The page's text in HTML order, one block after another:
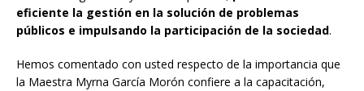
eficiente la gestión en la solución de problemas
públicos e impulsando la participación de la sociedad.
Hemos comentado con usted respecto de la importancia que
la Maestra Myrna García Morón confiere a la capacitación,